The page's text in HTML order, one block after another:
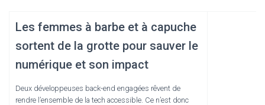
Les femmes à barbe et à capuche
sortent de la grotte pour sauver le
numérique et son impact
Deux développeuses back-end engagées rêvent de
rendre l’ensemble de la tech accessible. Ce n’est donc